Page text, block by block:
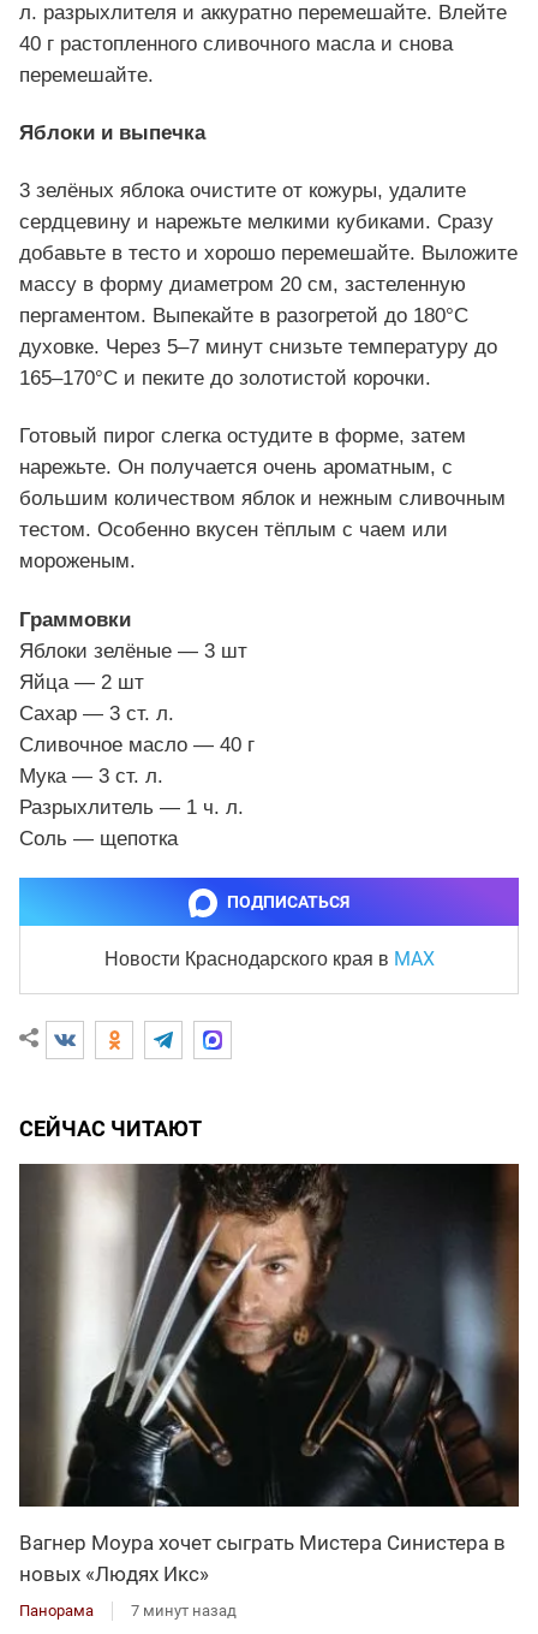
л. разрыхлителя и аккуратно перемешайте. Влейте
40 г растопленного сливочного масла и снова
перемешайте.
Яблоки и выпечка
3 зелёных яблока очистите от кожуры, удалите
сердцевину и нарежьте мелкими кубиками. Сразу
добавьте в тесто и хорошо перемешайте. Выложите
массу в форму диаметром 20 см, застеленную
пергаментом. Выпекайте в разогретой до 180°C
духовке. Через 5–7 минут снизьте температуру до
165–170°C и пеките до золотистой корочки.
Готовый пирог слегка остудите в форме, затем
нарежьте. Он получается очень ароматным, с
большим количеством яблок и нежным сливочным
тестом. Особенно вкусен тёплым с чаем или
мороженым.
Граммовки
Яблоки зелёные — 3 шт
Яйца — 2 шт
Сахар — 3 ст. л.
Сливочное масло — 40 г
Мука — 3 ст. л.
Разрыхлитель — 1 ч. л.
Соль — щепотка
ПОДПИСАТЬСЯ
Новости Краснодарского края в MAX
СЕЙЧАС ЧИТАЮТ
Вагнер Моура хочет сыграть Мистера Синистера в
новых «Людях Икс»
Панорама 7 минут назад